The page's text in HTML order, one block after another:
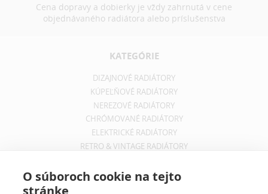
Cena dopravy a dobierky je vždy zahrnutá v cene
objednávaného radiátora alebo príslušenstva
KATEGÓRIE
DIZAJNOVÉ RADIÁTORY
KÚPEĽŇOVÉ RADIÁTORY
NEREZOVÉ RADIÁTORY
CHRÓMOVANÉ RADIÁTORY
ELEKTRICKÉ RADIÁTORY
RETRO & VINTAGE RADIÁTORY
O súboroch cookie na tejto
stránke